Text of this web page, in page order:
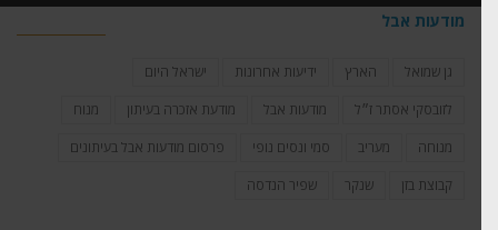
מודעות אבל
גן שמואל הארץ ידיעות אחרונות
ישראל היום
לזובסקי אסתר ז״ל
מודעות אבל מודעת אזכרה בעיתון
מנוח
מנוחה
מעריב סמי ונסים נופי
פרסום מודעות אבל בעיתונים
קבוצת בזן
שנקר שפיר הנדסה